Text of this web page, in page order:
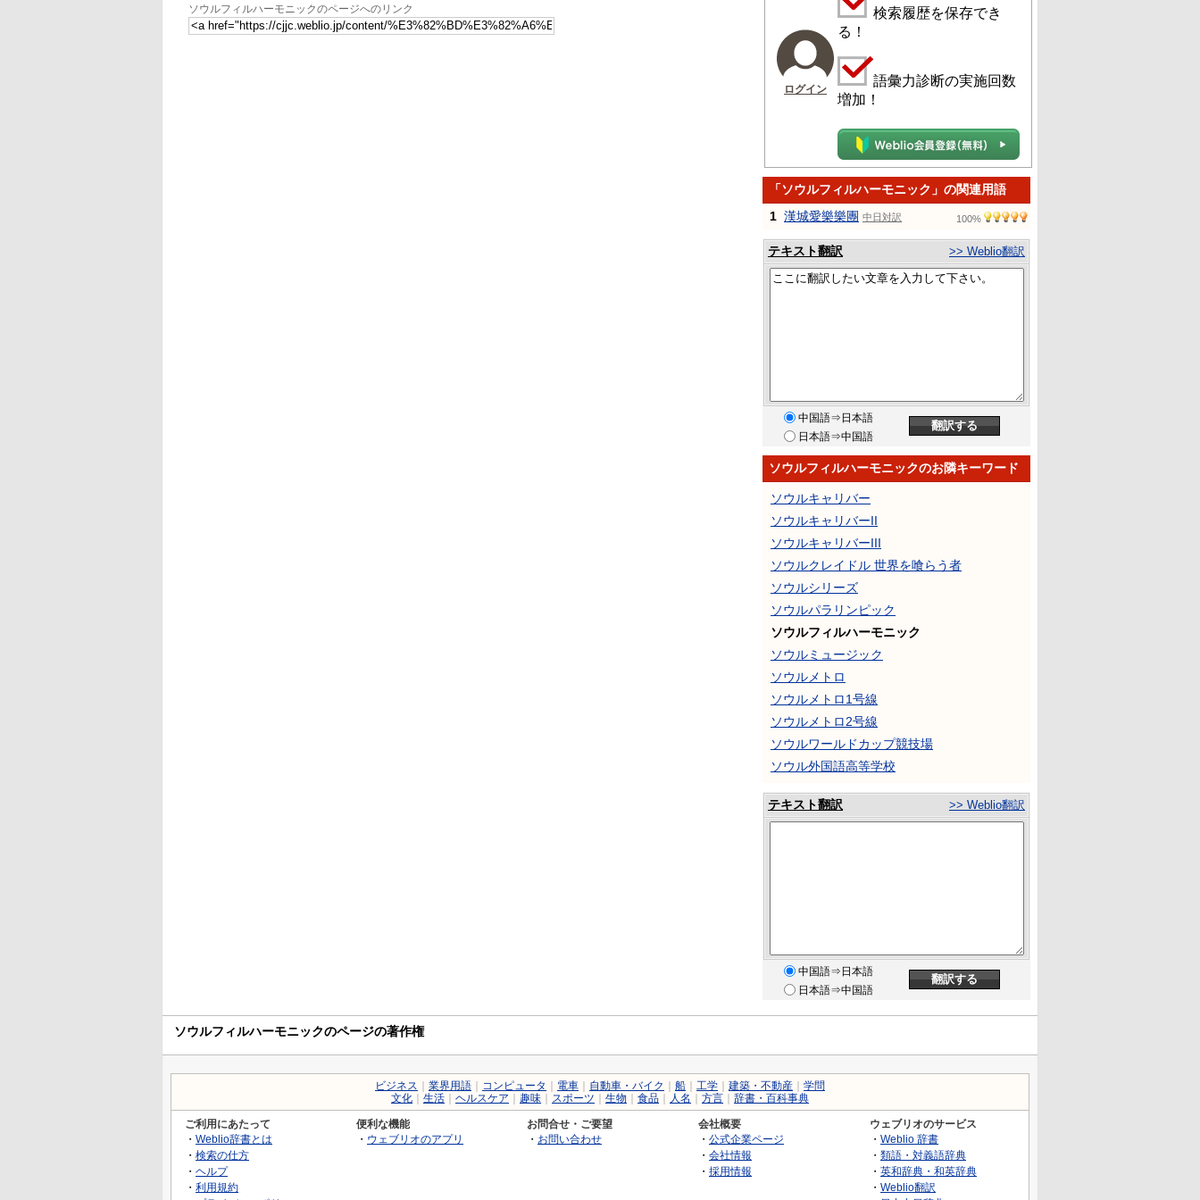
ソウルフィルハーモニックのページへのリンク
ログイン
検索履歴を保存でき
る！
語彙力診断の実施回数
増加！
「ソウルフィルハーモニック」の関連用語
1 漢城愛樂樂團 中日対訳 100%
テキスト翻訳 >> Weblio翻訳
中国語⇒日本語
日本語⇒中国語
ソウルフィルハーモニックのお隣キーワード
ソウルキャリバー
ソウルキャリバーII
ソウルキャリバーIII
ソウルクレイドル 世界を喰らう者
ソウルシリーズ
ソウルパラリンピック
ソウルフィルハーモニック
ソウルミュージック
ソウルメトロ
ソウルメトロ1号線
ソウルメトロ2号線
ソウルワールドカップ競技場
ソウル外国語高等学校
テキスト翻訳 >> Weblio翻訳
中国語⇒日本語
日本語⇒中国語
ソウルフィルハーモニックのページの著作権
ビジネス 業界用語 コンピュータ 電車 自動車・バイク 船 工学 建築・不動産
学問
文化
生活 ヘルスケア 趣味 スポーツ 生物 食品 人名 方言 辞書・百科事典
ご利用にあたって
・ Weblio辞書とは
・ 検索の仕方
・ ヘルプ
・ 利用規約
便利な機能
・ ウェブリオのアプリ
お問合せ・ご要望
・ お問い合わせ
会社概要
・ 公式企業ページ
・ 会社情報
・ 採用情報
ウェブリオのサービス
・ Weblio 辞書
・ 類語・対義語辞典
・ 英和辞典・和英辞典
・ Weblio翻訳